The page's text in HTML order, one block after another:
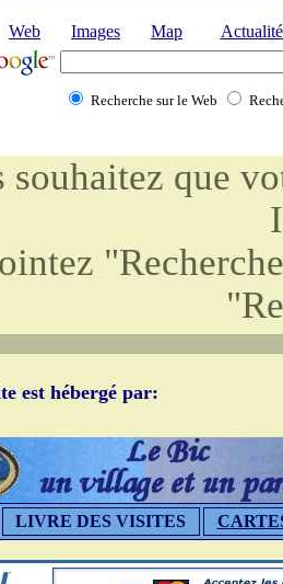
Web Images Map
Recherche sur le Web
souhaitez que
est hébergé par:
LIVRE DES VISITES